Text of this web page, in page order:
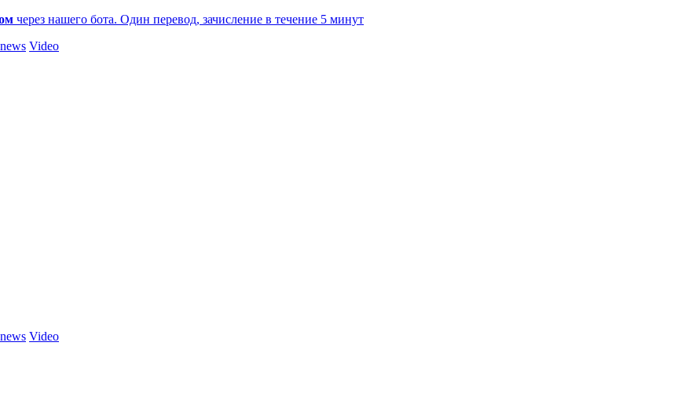
через нашего бота. Один перевод, зачисление в течение 5 минут
Video
Video